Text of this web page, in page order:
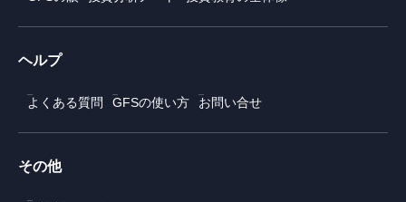
ヘルプ
よくある質問 GFSの使い方 お問い合せ
その他